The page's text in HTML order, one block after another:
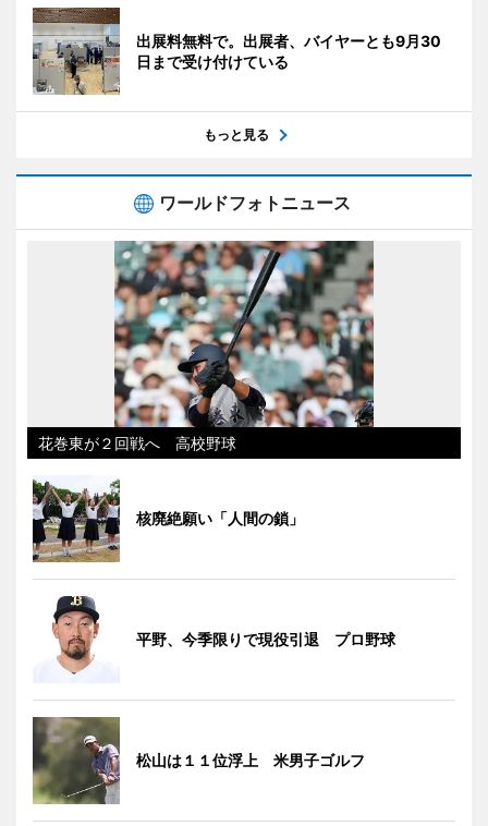
出展料無料で。出展者、バイヤーとも9月30
日まで受け付けている
もっと見る
ワールドフォトニュース
花巻東が２回戦へ 高校野球
核廃絶願い「人間の鎖」
平野、今季限りで現役引退 プロ野球
松山は１１位浮上 米男子ゴルフ